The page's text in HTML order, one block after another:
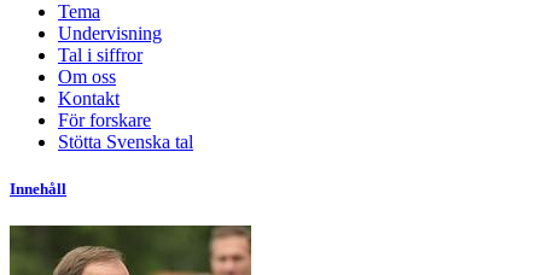
Tema
Undervisning
Tal i siffror
Om oss
Kontakt
För forskare
Stötta Svenska tal
Innehåll